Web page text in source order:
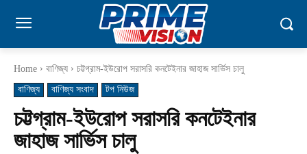
Home বাণিজ্য
চট্টগ্রাম-ইউরোপ সরাসরি কনটেইনার জাহাজ সার্ভিস চালু
বাণিজ্য
বাণিজ্য সংবাদ টপ নিউজ
চট্টগ্রাম-ইউরোপ সরাসরি কনটেইনার
জাহাজ সার্ভিস চালু